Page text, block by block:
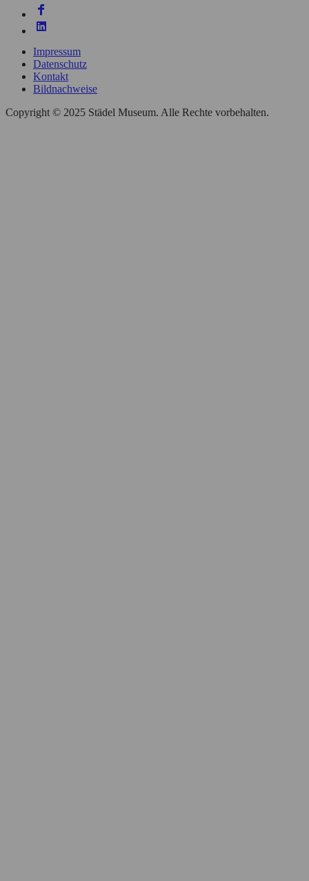
Impressum
Datenschutz
Kontakt
Bildnachweise
Copyright © 2025 Städel Museum. Alle Rechte vorbehalten.